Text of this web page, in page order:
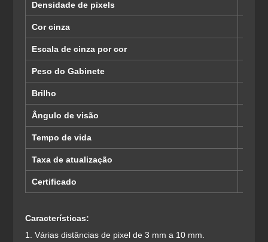
Densidade de pixels
Cor cinza
Escala de cinza por cor
Peso do Gabinete
Brilho
Ângulo de visão
Tempo de vida
Taxa de atualização
Certificado
Características:
1. Várias distâncias de pixel de 3 mm a 10 mm.